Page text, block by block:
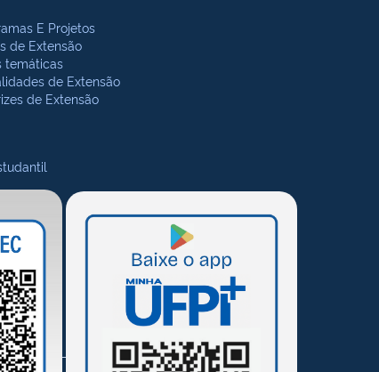
E Projetos
de Extensão
temáticas
de Extensão
de Extensão